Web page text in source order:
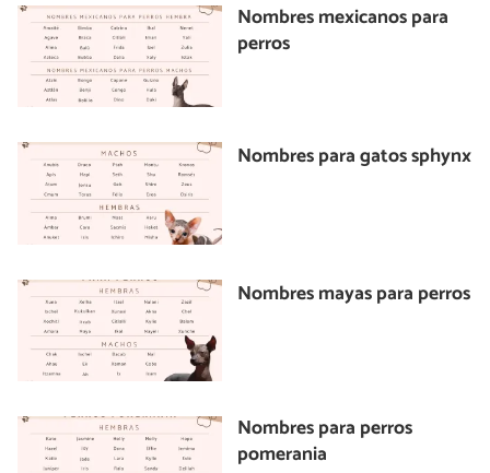
Nombres mexicanos para
perros
Nombres para gatos sphynx
Nombres mayas para perros
Nombres para perros
pomerania